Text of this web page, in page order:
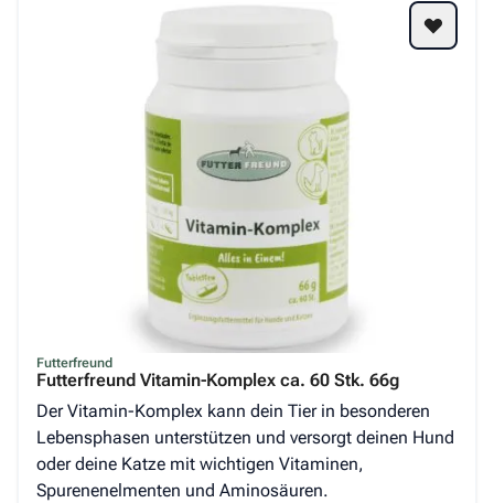
Futterfreund
Futterfreund Vitamin-Komplex ca. 60 Stk. 66g
Der Vitamin-Komplex kann dein Tier in besonderen
Lebensphasen unterstützen und versorgt deinen Hund
oder deine Katze mit wichtigen Vitaminen,
Spurenenelmenten und Aminosäuren.